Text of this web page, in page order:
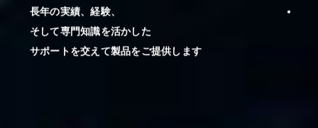
長年の実績、経験、
そして専門知識を活かした
サポートを交えて製品をご提供します